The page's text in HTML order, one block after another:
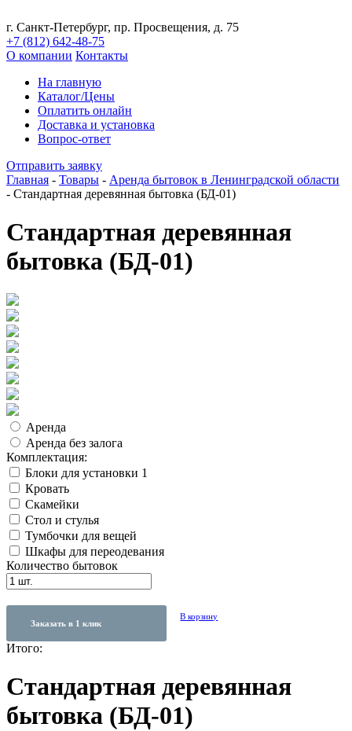
г. Санкт-Петербург, пр. Просвещения, д. 75
+7 (812) 642-48-75
О компании Контакты
На главную
Каталог/Цены
Оплатить онлайн
Доставка и установка
Вопрос-ответ
Отправить заявку
Главная - Товары - Аренда бытовок в Ленинградской области
- Стандартная деревянная бытовка (БД-01)
Стандартная деревянная
бытовка (БД-01)
Аренда
Аренда без залога
Комплектация:
Блоки для установки 1
Кровать
Скамейки
Стол и стулья
Тумбочки для вещей
Шкафы для переодевания
Количество бытовок
Заказать в 1 клик
В корзину
Итого:
Стандартная деревянная
бытовка (БД-01)